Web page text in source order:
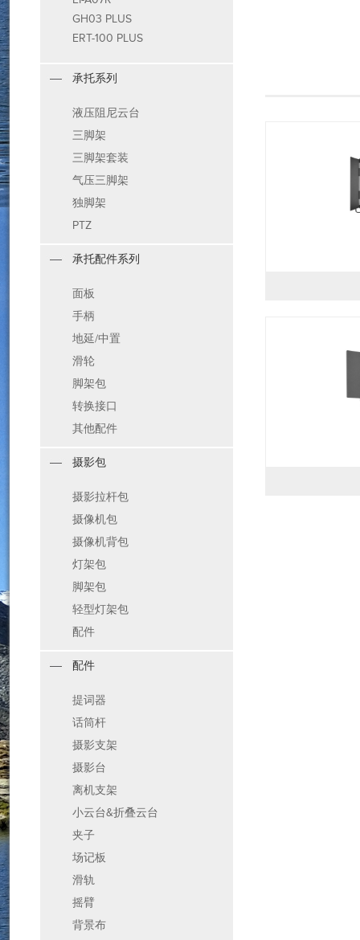
GH03 PLUS
ERT-100 PLUS
承托系列
液压阻尼云台
三脚架
三脚架套装
气压三脚架
独脚架
PTZ
承托配件系列
面板
手柄
地延/中置
滑轮
脚架包
转换接口
其他配件
摄影包
摄影拉杆包
摄像机包
摄像机背包
灯架包
脚架包
轻型灯架包
配件
配件
提词器
话筒杆
摄影支架
摄影台
离机支架
小云台&折叠云台
夹子
场记板
滑轨
摇臂
背景布